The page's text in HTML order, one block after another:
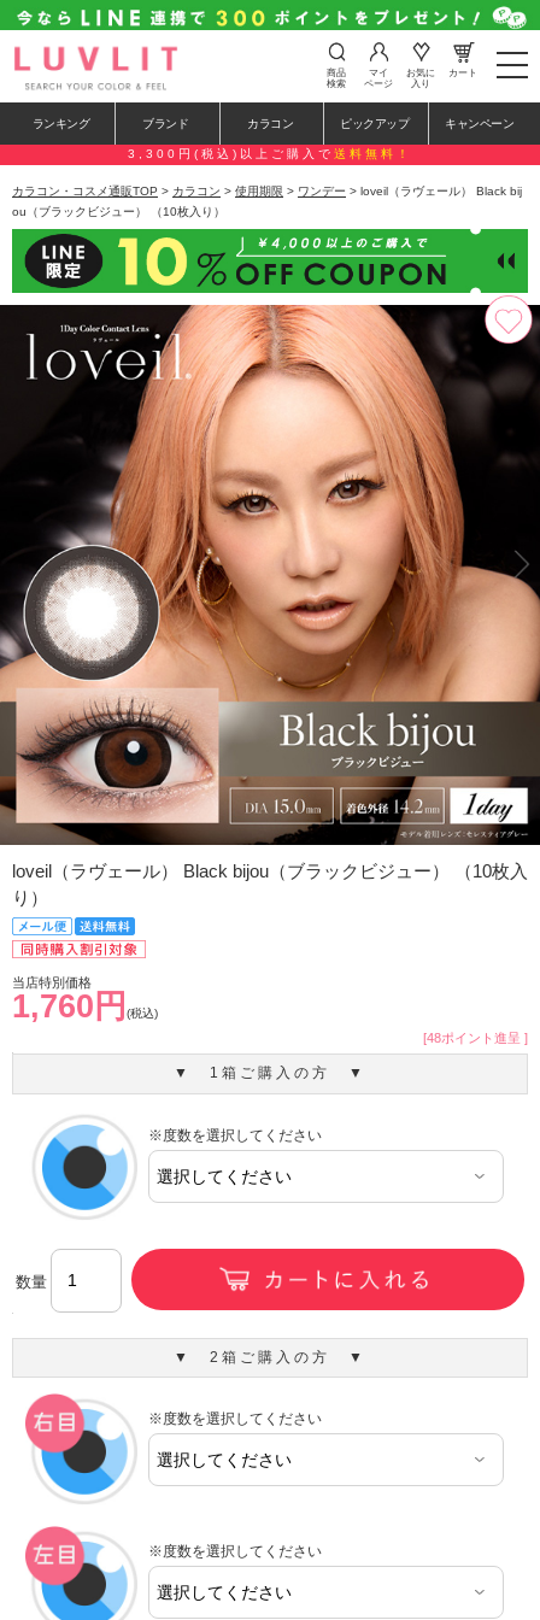
t
o
e
n
a
a
i
o
n
商品
検索
マイ
ページ
お気に
入り
カート
ランキング ブランド カラコン ピックアップ キャンペーン
3,300円(税込)以上ご購入で 送料無料！
カラコン・コスメ通販TOP > カラコン > 使用期限 > ワンデー > loveil（ラヴェール） Black bij
ou（ブラックビジュー） （10枚入り）
loveil（ラヴェール） Black bijou（ブラックビジュー） （10枚入
り）
当店特別価格
1,760円 (税込)
[48ポイント進呈 ]
▼ 1箱ご購入の方 ▼
※度数を選択してください
数量
▼ 2箱ご購入の方 ▼
※度数を選択してください
※度数を選択してください